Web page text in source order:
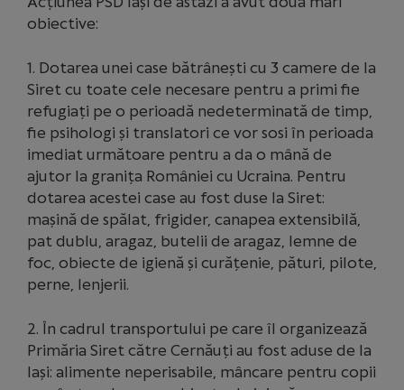
obiective:
1. Dotarea unei case bătrânești cu 3 camere de la
Siret cu toate cele necesare pentru a primi fie
refugiați pe o perioadă nedeterminată de timp,
fie psihologi și translatori ce vor sosi în perioada
imediat următoare pentru a da o mână de
ajutor la granița României cu Ucraina. Pentru
dotarea acestei case au fost duse la Siret:
mașină de spălat, frigider, canapea extensibilă,
pat dublu, aragaz, butelii de aragaz, lemne de
foc, obiecte de igienă și curățenie, pături, pilote,
perne, lenjerii.
2. În cadrul transportului pe care îl organizează
Primăria Siret către Cernăuți au fost aduse de la
Iași: alimente neperisabile, mâncare pentru copii